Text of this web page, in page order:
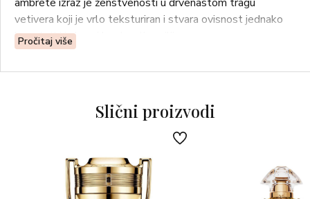
vetivera koji je vrlo teksturiran i stvara ovisnost jednako
kao slatki i ukusni kontrasti vanilije.
MIRIS: cvjetno drvenasti miris s notama ambre
MIRISNE NOTE: crna trešnja, gorki badem, ruža, sjemenke
Pročitaj više
Slični proizvodi